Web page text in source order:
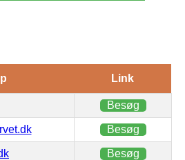
Link
Besøg
Besøg
Besøg